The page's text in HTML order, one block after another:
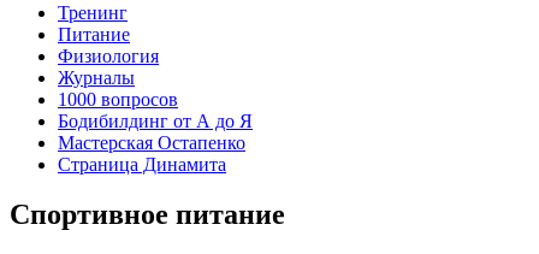
Тренинг
Питание
Физиология
Журналы
1000 вопросов
Бодибилдинг от А до Я
Мастерская Остапенко
Страница Динамита
Спортивное питание